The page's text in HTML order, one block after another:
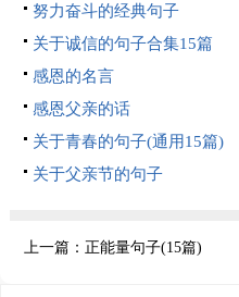
努力奋斗的经典句子
关于诚信的句子合集15篇
感恩的名言
感恩父亲的话
关于青春的句子(通用15篇)
关于父亲节的句子
上一篇： 正能量句子(15篇)